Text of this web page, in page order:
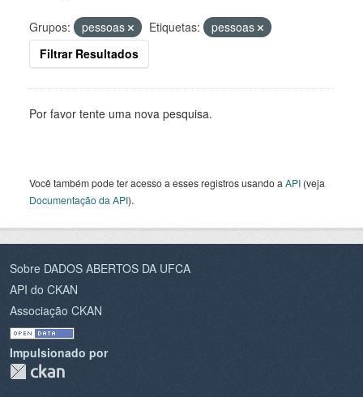
Grupos: pessoas Etiquetas:
pessoas
Filtrar Resultados
Por favor tente uma nova pesquisa.
Você também pode ter acesso a esses registros usando a API (veja
Documentação da API).
Sobre DADOS ABERTOS DA UFCA
API do CKAN
Associação CKAN
Impulsionado por